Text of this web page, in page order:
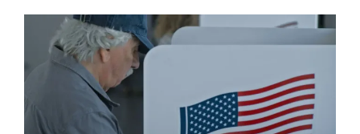
Présidentielle 2024 aux États-
Unis : quel impact sur le secteur
de l’énergie ?